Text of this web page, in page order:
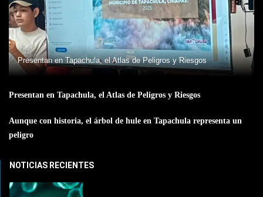
Presentan en Tapachula, el Atlas de Peligros y Riesgos
Presentan en Tapachula, el Atlas de Peligros y Riesgos
Aunque con historia, el árbol de hule en Tapachula representa un
peligro
NOTICIAS RECIENTES